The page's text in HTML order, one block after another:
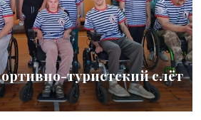
туристский слёт